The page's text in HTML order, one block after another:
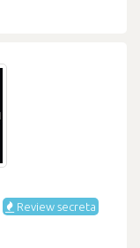
Review secreta